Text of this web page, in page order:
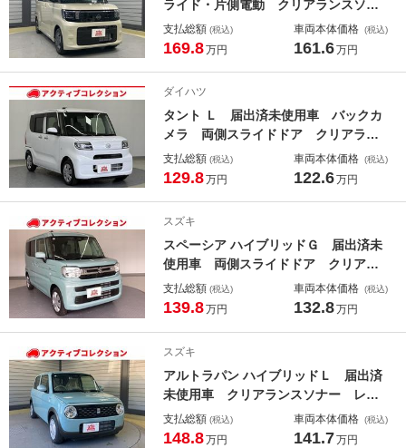
ライド・片側電動 クリアランスソナ
ー 衝突被害軽減システム オートマ
チックハイビーム オートライト Ｌ
ー ＣＶＴ
支払総額 (税込)
169.8万円
車両本体価格 (税込)
161.6万円
ダイハツ
タント Ｌ 届出済未使用車 バックカ
メラ 両側スライドドア クリアラン
スソナー 衝突被害軽減システム オ
ートライト ＬＥＤヘッドランプ ス
ステム
支払総額 (税込)
129.8万円
車両本体価格 (税込)
122.6万円
スズキ
スペーシア ハイブリッドＧ 届出済未
使用車 両側スライドドア クリアラ
ンスソナー 衝突被害軽減システム
オートライト ＬＥＤヘッドランプ
ＣＶＴ 盗難防止システム
支払総額 (税込)
139.8万円
車両本体価格 (税込)
132.8万円
スズキ
アルトラパン ハイブリッドＬ 届出済
未使用車 クリアランスソナー レー
ンアシスト 衝突被害軽減システム
オートライト ＬＥＤヘッドランプ
支払総額 (税込)
148.8万円
車両本体価格 (税込)
141.7万円